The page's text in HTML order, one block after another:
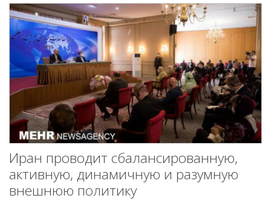
Иран проводит сбалансированную,
активную, динамичную и разумную
внешнюю политику